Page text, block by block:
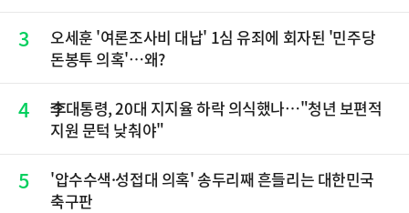
재점화, 김민석 "과반 승리 가능성 99%" 등
3
오세훈 '여론조사비 대납' 1심 유죄에 회자된 '민주당
돈봉투 의혹'…왜?
4
李대통령, 20대 지지율 하락 의식했나…"청년 보편적
지원 문턱 낮춰야"
5
'압수수색·성접대 의혹' 송두리째 흔들리는 대한민국
축구판